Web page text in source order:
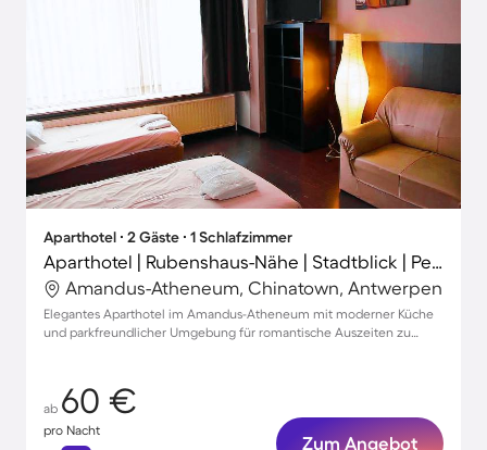
Aparthotel ∙ 2 Gäste ∙ 1 Schlafzimmer
Aparthotel | Rubenshaus-Nähe | Stadtblick | Perfekt für die Arbeit von Zuhause
Amandus-Atheneum, Chinatown, Antwerpen
Elegantes Aparthotel im Amandus-Atheneum mit moderner Küche
und parkfreundlicher Umgebung für romantische Auszeiten zu
ab 60 €
pro Nacht
Zum Angebot